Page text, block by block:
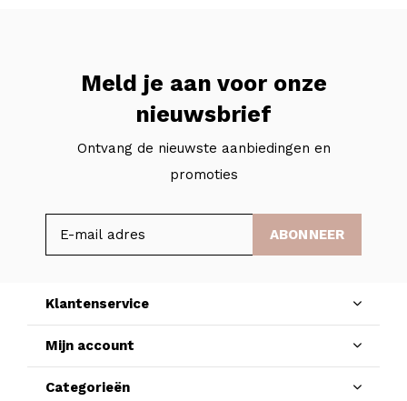
Meld je aan voor onze
nieuwsbrief
Ontvang de nieuwste aanbiedingen en
promoties
ABONNEER
Klantenservice
Mijn account
Categorieën